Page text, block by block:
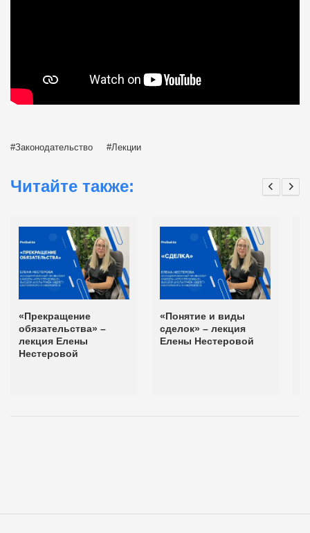
Законодательство Лекции
Читайте также:
«Прекращение
обязательства» –
лекция Елены
Нестеровой
«Понятие и виды
сделок» – лекция
Елены Нестеровой